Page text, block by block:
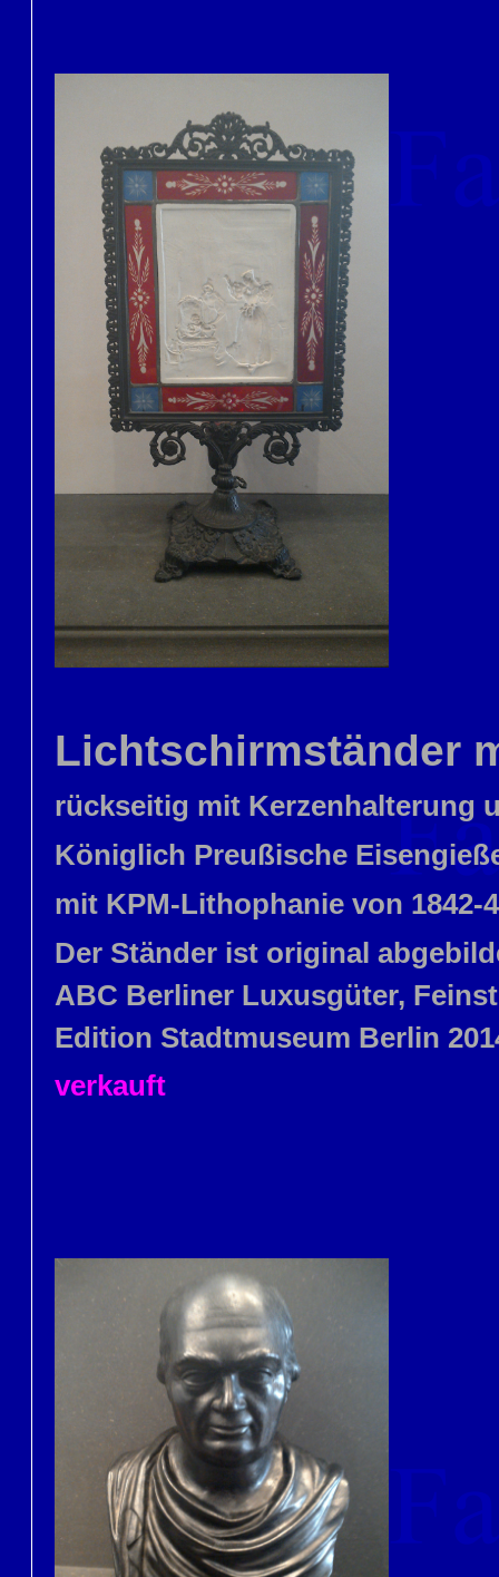
Lichtschirmständer
rückseitig mit Kerzenhalterung
Königlich Preußische
mit KPM-Lithophanie von 1842-
Der Ständer ist original
ABC Berliner Luxusgüter,
Edition Stadtmuseum Berlin
verkauft